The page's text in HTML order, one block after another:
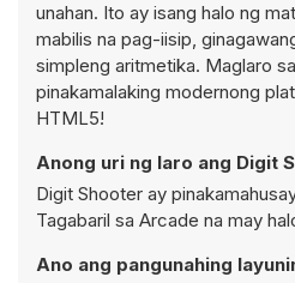
unahan. Ito ay isang halo ng
mabilis na pag-iisip,
simpleng aritmetika. Maglaro
pinakamalaking modernong
HTML5!
Anong uri ng laro ang Digit
Digit Shooter ay
Tagabaril sa Arcade na may
Ano ang pangunahing